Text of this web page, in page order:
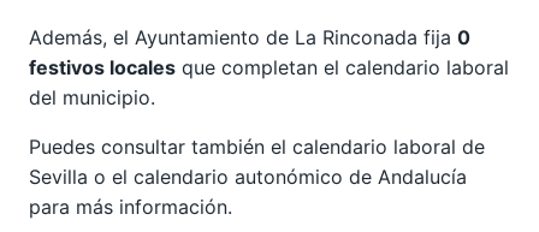
Además, el Ayuntamiento de La Rinconada fija 0
festivos locales que completan el calendario laboral
del municipio.
Puedes consultar también el calendario laboral de
Sevilla o el calendario autonómico de Andalucía
para más información.